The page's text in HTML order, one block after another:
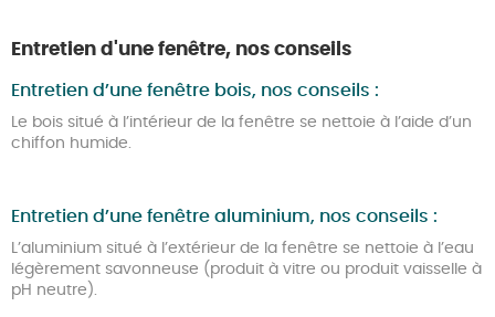
Entretien d'une fenêtre, nos conseils
Entretien d’une fenêtre bois, nos conseils :
Le bois situé à l’intérieur de la fenêtre se nettoie à l’aide d’un
chiffon humide.
Entretien d’une fenêtre aluminium, nos conseils :
L’aluminium situé à l’extérieur de la fenêtre se nettoie à l’eau
légèrement savonneuse (produit à vitre ou produit vaisselle à
pH neutre).